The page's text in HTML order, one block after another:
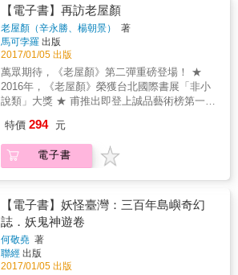
住民遭受漢人、日本人欺瞞、迫遷祖地同出一
轍。多年後，即使都蘭海岸依舊赤裸而原始，
布滿漂流木和石塊，但以往用來凝聚部落情誼
的傳統已經毀壞，原住民族的歷史與土地正義
依然不見天日，只能遠離部落，在城市間不斷
遷徙漂流。 & 作者以文學的筆調、豐沛的情
感、犀利的觀察，指出台灣原住民面臨嚴峻的
意識部落精神。透過本書，讓台灣人重新認識
自己曾經擁有的美好，重現都蘭糖廠原住民藝
術家雕刻漂流木作品，有人邀請你圍繞營火高
美國加州人、民俗音樂家、詩人，十四年前藉
由唱片合約預付金搬到都蘭，他加入當地藝術
團體「意識部落」，在此寫詩、畫畫、做音
樂，與原住民一起打獵、生活，也在此戀愛。
這裡有阿美族人用漂流木幫他搭建的錄音室，
他形容美若天仙、靜如處子的女友阿秀，不多
話的歌手巴奈，有仁慈笑容的那布，坦率、友
善的雕刻家E-ki&hellip;&hellip;頭目的妻子還給
他取了阿美族名字叫「瑞卡」（Rekal）。 &
與人分享、互助、友善、熱愛藝術，讓作者發
現自己並非過客，而是歸鄉遊子。但他也看
出，這種介於傳統與現代的波希米亞式生活型
住民遭受漢人、日本人欺瞞、迫遷祖地同出一
轍。多年後，即使都蘭海岸依舊赤裸而原始，
布滿漂流木和石塊，但以往用來凝聚部落情誼
的傳統已經毀壞，原住民族的歷史與土地正義
依然不見天日，只能遠離部落，在城市間不斷
【電子書】再訪老屋顏
老屋顏（辛永勝、楊朝景）
著
馬可孛羅 出版
2017/01/05 出版
萬眾期待，《老屋顏》第二彈重磅登場！ ★
2016年，《老屋顏》榮獲台北國際書展「非小
說類」大獎 ★ 甫推出即登上誠品藝術榜第一名
樣的離島老屋樣貌與歷史記憶，再次喚起台灣
人對老屋的珍視！ 聽離島老屋說故事， 深度挖
掘截然不同的建築特色 老屋顏團隊再花一年時
以及旅行聖地澎湖，小鎮裡留下的僑匯洋樓、
閩南建築、芹壁聚落的石頭屋、就地取材的咾
咕石屋盡是故事。透過兩人獨到的觀察，引領
我們回味被時光遺忘的聚落，以另一種角度去
認識不同於台灣傳統民居的建築風情與人文歷
特價 294 元
電子書
【電子書】妖怪臺灣：三百年島嶼奇幻
誌．妖鬼神遊卷
何敬堯 著
聯經 出版
2017/01/05 出版